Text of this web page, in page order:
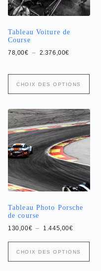
Tableau Voiture de
Course
78,00€ – 2.376,00€Plage
78,00€
2.376,00€
CHOIX DES OPTIONS
produit
a
variations.
Les
options
peuvent
être
choisies
sur
la
page
du
produit
Tableau Photo Porsche
de course
130,00€ – 1.445,00€Plage
prix :
130,00€
à
1.445,00€
CHOIX DES OPTIONS
produit
a